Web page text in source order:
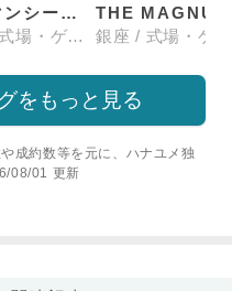
シャルマンシーナTOKYO
表参道 / 式場・ゲストハウス
をもっと見る
成約数等を元に、ハナユメ独
08/01 更新